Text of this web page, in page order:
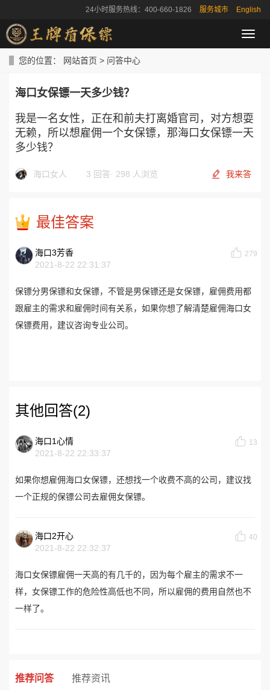
24小时服务热线：400-660-1826 服务城市 English
导
航
您的位置： 网站首页 > 问答中心
海口女保镖一天多少钱？
我是一名女性，正在和前夫打离婚官司，对方想耍
无赖，所以想雇佣一个女保镖，那海口女保镖一天
多少钱？
海口女人 3 回答· 298 人浏览 我来答
最佳答案
海口3芳香
2021-8-22 22:31:37
279
保镖分男保镖和女保镖，不管是男保镖还是女保镖，雇佣费用都
跟雇主的需求和雇佣时间有关系，如果你想了解清楚雇佣海口女
保镖费用，建议咨询专业公司。
其他回答(2)
海口1心情
2021-8-22 22:33:37
13
如果你想雇佣海口女保镖，还想找一个收费不高的公司，建议找
一个正规的保镖公司去雇佣女保镖。
海口2开心
2021-8-22 22:32:37
40
海口女保镖雇佣一天高的有几千的，因为每个雇主的需求不一
样，女保镖工作的危险性高低也不同，所以雇佣的费用自然也不
一样了。
推荐问答 推荐资讯